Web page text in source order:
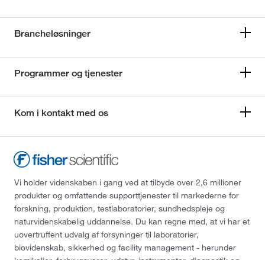
Brancheløsninger
Programmer og tjenester
Kom i kontakt med os
Vi holder videnskaben i gang ved at tilbyde over 2,6 millioner
produkter og omfattende supporttjenester til markederne for
forskning, produktion, testlaboratorier, sundhedspleje og
naturvidenskabelig uddannelse. Du kan regne med, at vi har et
uovertruffent udvalg af forsyninger til laboratorier,
biovidenskab, sikkerhed og facility management - herunder